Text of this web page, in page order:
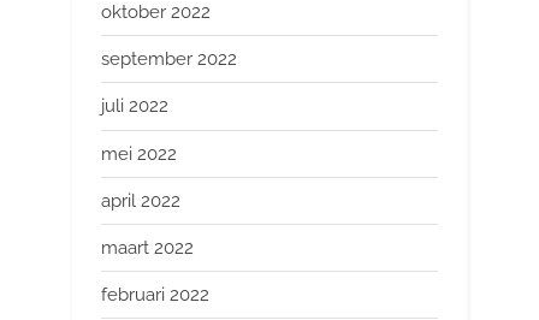
oktober 2022
september 2022
juli 2022
mei 2022
april 2022
maart 2022
februari 2022